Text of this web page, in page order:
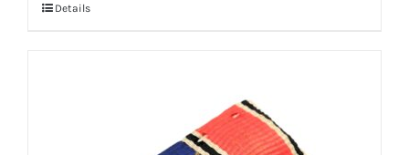
Details